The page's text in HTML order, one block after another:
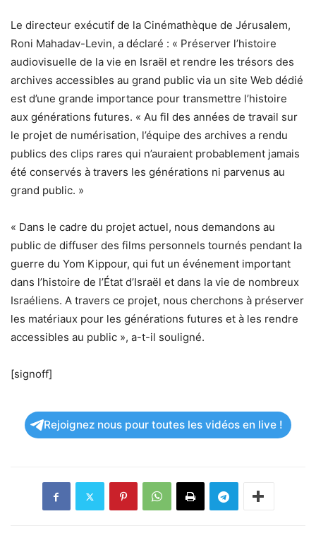
Le directeur exécutif de la Cinémathèque de Jérusalem,
Roni Mahadav-Levin, a déclaré : « Préserver l’histoire
audiovisuelle de la vie en Israël et rendre les trésors des
archives accessibles au grand public via un site Web dédié
est d’une grande importance pour transmettre l’histoire
aux générations futures. « Au fil des années de travail sur
le projet de numérisation, l’équipe des archives a rendu
publics des clips rares qui n’auraient probablement jamais
été conservés à travers les générations ni parvenus au
grand public. »
« Dans le cadre du projet actuel, nous demandons au
public de diffuser des films personnels tournés pendant la
guerre du Yom Kippour, qui fut un événement important
dans l’histoire de l’État d’Israël et dans la vie de nombreux
Israéliens. A travers ce projet, nous cherchons à préserver
les matériaux pour les générations futures et à les rendre
accessibles au public », a-t-il souligné.
[signoff]
Rejoignez nous pour toutes les vidéos en live !